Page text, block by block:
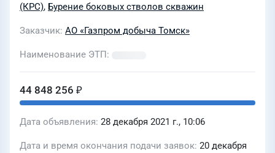
(КРС), Бурение боковых стволов скважин
Заказчик АО «Газпром добыча Томск»
Наименование ЭТП
44 848 256 ₽
Дата объявления 28 декабря 2021 г., 10:06
Дата и время окончания подачи заявок 20 декабря